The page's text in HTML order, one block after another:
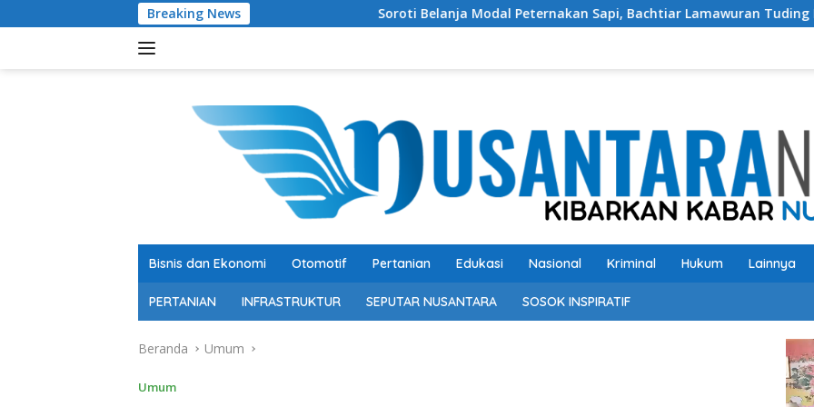
ke
Breaking NewsSoroti Belanja Modal Peternakan Sapi, Bachtiar Lamawuran Tuding Pemda Flotim
Bisnis dan Ekonomi Otomotif Pertanian Edukasi Nasional Kriminal Hukum Lainnya
PERTANIAN INFRASTRUKTUR SEPUTAR NUSANTARA SOSOK INSPIRATIF
Beranda Umum
Umum